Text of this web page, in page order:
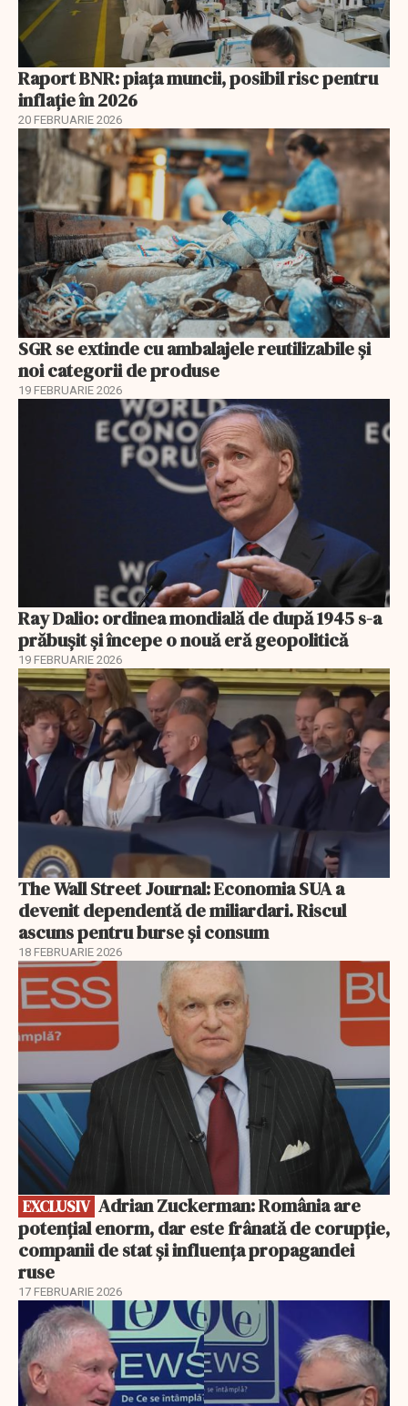
Raport BNR: piața muncii, posibil risc pentru
inflație în 2026
20 FEBRUARIE 2026
SGR se extinde cu ambalajele reutilizabile și
noi categorii de produse
19 FEBRUARIE 2026
Ray Dalio: ordinea mondială de după 1945 s-a
prăbușit și începe o nouă eră geopolitică
19 FEBRUARIE 2026
The Wall Street Journal: Economia SUA a
devenit dependentă de miliardari. Riscul
ascuns pentru burse și consum
18 FEBRUARIE 2026
EXCLUSIV
EXCLUSIV
potențial enorm, dar este frânată de corupție,
companii de stat și influența propagandei
ruse
17 FEBRUARIE 2026
EXCLUSIV